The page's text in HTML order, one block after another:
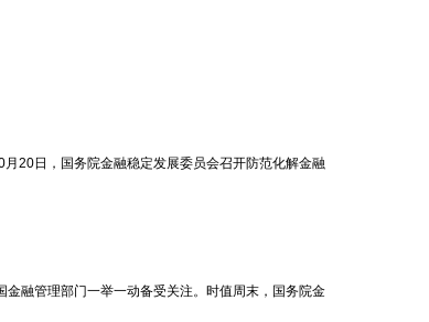
20日，国务院金融稳定发展委员会召开防范化解金融
融管理部门一举一动备受关注。时值周末，国务院金